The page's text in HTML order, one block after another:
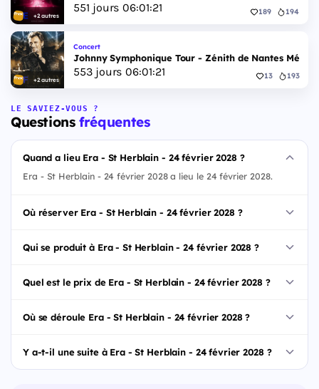
+2 autres
551 jours 06:01:20 189 194
+2 autres
Concert
Johnny Symphonique Tour - Zénith de Nantes
553jours 06:01:20 13 193
LE SAVIEZ-VOUS ?
Questionsfréquentes
Quand a lieu Era - St Herblain - 24 février 2028 ?
Era - St Herblain - 24 février 2028 a lieu le 24 février 2028.
Où réserver Era - St Herblain - 24 février 2028 ?
Qui se produit à Era - St Herblain - 24 février 2028 ?
Quel est le prix de Era - St Herblain - 24 février 2028 ?
Où se déroule Era - St Herblain - 24 février 2028 ?
Y a-t-il une suite à Era - St Herblain - 24 février 2028 ?